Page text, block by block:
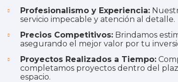
Profesionalismo y Experiencia:
servicio impecable y atención al detalle.
Precios Competitivos: Brindamos
asegurando el mejor valor por tu
Proyectos Realizados a Tiempo:
completamos proyectos dentro del
espacio.